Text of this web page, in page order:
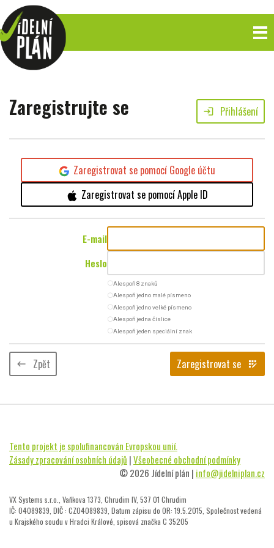
Zaregistrujte se login Přihlášení
Zaregistrovat se pomocí Google účtu
Zaregistrovat se pomocí Apple ID
E-mail
Heslo
radio_button_uncheckedAlespoň 8 znaků
radio_button_uncheckedAlespoň jedno malé písmeno
radio_button_uncheckedAlespoň jedno velké písmeno
radio_button_uncheckedAlespoň jedna číslice
radio_button_uncheckedAlespoň jeden speciální znak
keyboard_backspace Zpět Zaregistrovat se app_registration
Tento projekt je spolufinancován Evropskou unií.
Zásady zpracování osobních údajů |Všeobecné obchodní podmínky
© 2026 Jídelní plán | info@jidelniplan.cz
VX Systems s.r.o., Vaňkova 1373, Chrudim IV, 537 01 Chrudim
IČ: 04089839, DIČ : CZ04089839, Datum zápisu do OR: 19.5.2015, Společnost vedená
u Krajského soudu v Hradci Králové, spisová značka C 35205